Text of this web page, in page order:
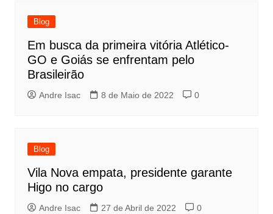
Blog
Em busca da primeira vitória Atlético-
GO e Goiás se enfrentam pelo
Brasileirão
Andre Isac 8 de Maio de 2022 0
Blog
Vila Nova empata, presidente garante
Higo no cargo
Andre Isac 27 de Abril de 2022 0